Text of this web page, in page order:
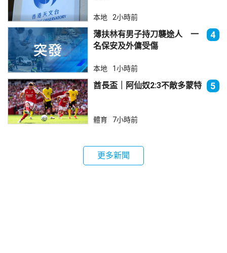
本地 2小時前
薄扶林有男子持刀襲途人 一
名保安及外傭受傷
4
本地 1小時前
酋長盃｜阿仙奴2:3不敵多蒙特 5
體育 7小時前
更多新聞